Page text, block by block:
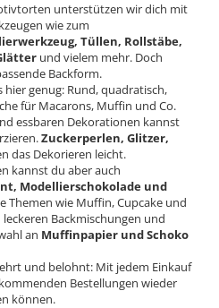
unterstützen wir dich mit
wie zum
Tüllen, Rollstäbe,
und vielem mehr. Doch
Backform.
genug: Rund, quadratisch,
für Macarons, Muffin und Co.
essbaren Dekorationen kannst
Zuckerperlen, Glitzer,
das Dekorieren leicht.
kannst du aber auch
Modellierschokolade und
Themen wie Muffin, Cupcake und
Backmischungen und
an Muffinpapier und Schoko
und belohnt: Mit jedem Einkauf
Bestellungen wieder
können.